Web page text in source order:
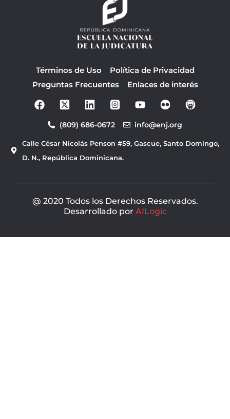
Términos de Uso
Política de Privacidad
Preguntas Frecuentes
Enlaces de interés
F
a
b
o
o
o
t
b
(809) 686-0672 info@enj.org
Calle César Nicolás Penson #59, Gascue, Santo Domingo,
D. N., República Dominicana.
@ 2020 Todos los Derechos Reservados.
Desarrollado por AILogic